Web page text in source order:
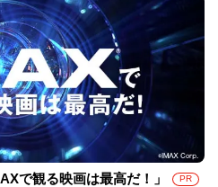
で観る映画は最高だ！」 PR